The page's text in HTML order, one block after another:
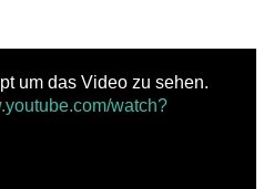
um das Video zu sehen.
watch?